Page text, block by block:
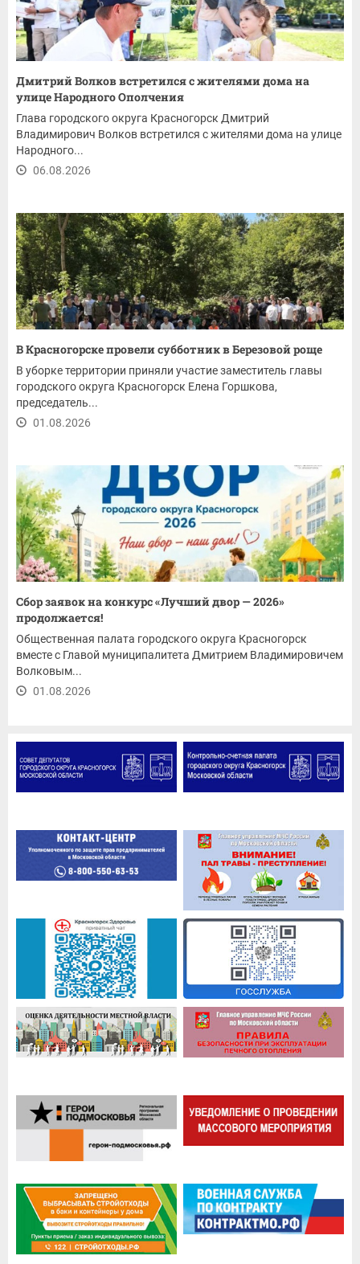
Дмитрий Волков встретился с жителями дома на
улице Народного Ополчения
Глава городского округа Красногорск Дмитрий
Владимирович Волков встретился с жителями дома на улице
Народного...
06.08.2026
В Красногорске провели субботник в Березовой роще
В уборке территории приняли участие заместитель главы
городского округа Красногорск Елена Горшкова,
председатель...
01.08.2026
Сбор заявок на конкурс «Лучший двор — 2026»
продолжается!
Общественная палата городского округа Красногорск
вместе с Главой муниципалитета Дмитрием Владимировичем
Волковым...
01.08.2026